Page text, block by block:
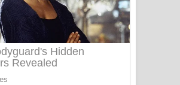
පුරන්නට ගීතයේ පද පෙළ
FEVER DREAM Lyrics - Alex Warren
BTS : Hooligan Lyrics